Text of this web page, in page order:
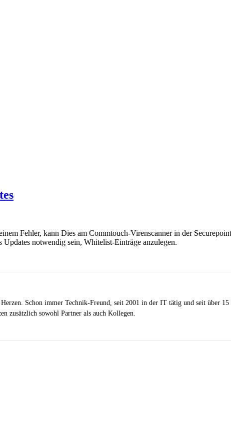
Fehler, kann Dies am Commtouch-Virenscanner in der
notwendig sein, Whitelist-Einträge anzulegen.
Schon immer Technik-Freund, seit 2001 in der IT tätig und seit über
zusätzlich sowohl Partner als auch Kollegen.